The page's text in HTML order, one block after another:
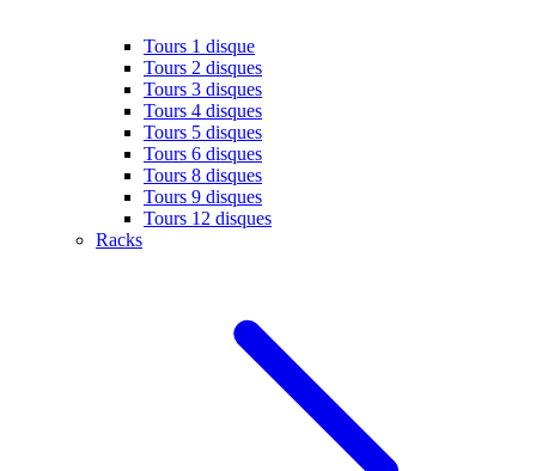
Tours 1 disque
Tours 2 disques
Tours 3 disques
Tours 4 disques
Tours 5 disques
Tours 6 disques
Tours 8 disques
Tours 9 disques
Tours 12 disques
Racks